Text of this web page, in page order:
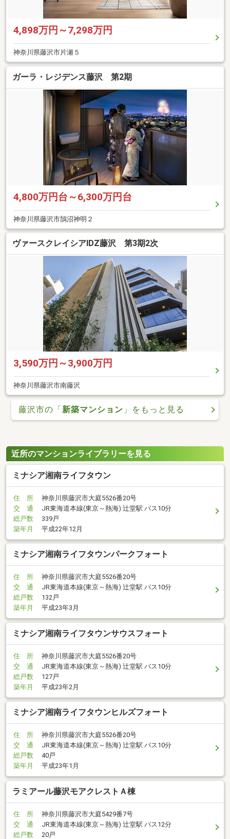
4,898万円～7,298万円
神奈川県藤沢市片瀬５
ガーラ・レジデンス藤沢 第2期
4,800万円台～6,300万円台
神奈川県藤沢市鵠沼神明２
ヴァースクレイシアIDZ藤沢 第3期2次
3,590万円～3,900万円
神奈川県藤沢市南藤沢
藤沢市の「新築マンション 」をもっと見る
近所のマンションライブラリーを見る
ミナシア湘南ライフタウン
住 所
神奈川県藤沢市大庭5526番20号
交 通
JR東海道本線(東京～熱海) 辻堂駅 バス10分
総戸数
339戸
築年月
平成22年12月
ミナシア湘南ライフタウンパークフォート
住 所
神奈川県藤沢市大庭5526番20号
交 通
JR東海道本線(東京～熱海) 辻堂駅 バス10分
総戸数
132戸
築年月
平成23年3月
ミナシア湘南ライフタウンサウスフォート
住 所
神奈川県藤沢市大庭5526番20号
交 通
JR東海道本線(東京～熱海) 辻堂駅 バス10分
総戸数
127戸
築年月
平成23年2月
ミナシア湘南ライフタウンヒルズフォート
住 所
神奈川県藤沢市大庭5526番20号
交 通
JR東海道本線(東京～熱海) 辻堂駅 バス10分
総戸数
40戸
築年月
平成23年1月
ラミアール藤沢モアクレストＡ棟
住 所
神奈川県藤沢市大庭5429番7号
交 通
JR東海道本線(東京～熱海) 辻堂駅 バス12分
総戸数
20戸